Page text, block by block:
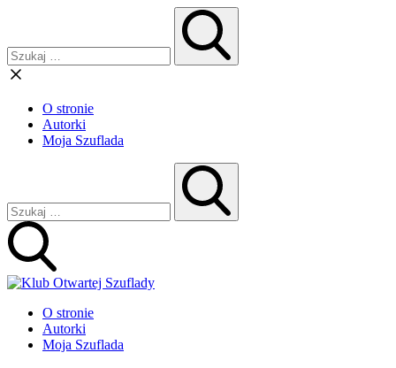
O stronie
Autorki
Moja Szuflada
O stronie
Autorki
Moja Szuflada